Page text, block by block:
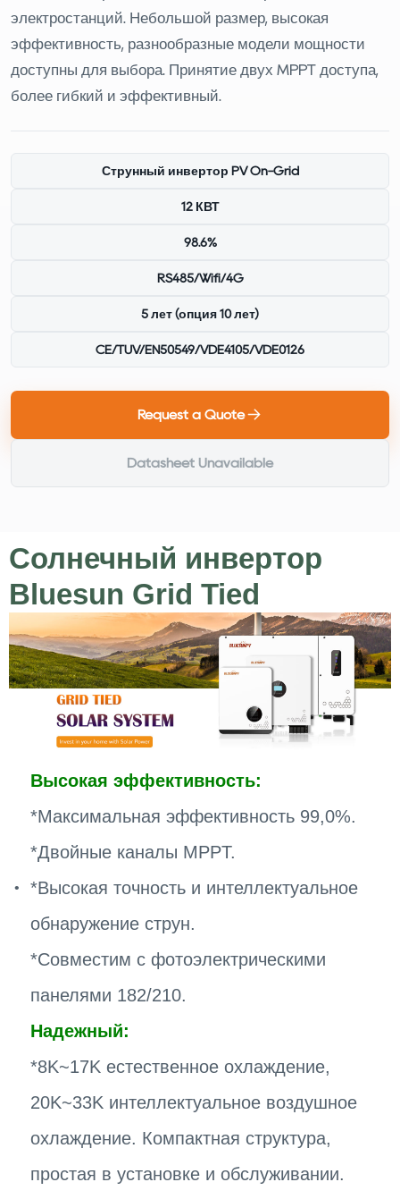
электростанций. Небольшой размер, высокая
эффективность, разнообразные модели мощности
доступны для выбора. Принятие двух MPPT доступа,
более гибкий и эффективный.
Струнный инвертор PV On-Grid
12 КВТ
98.6%
RS485/Wifi/4G
5 лет (опция 10 лет)
CE/TUV/EN50549/VDE4105/VDE0126
Request a Quote
Datasheet Unavailable
Солнечный инвертор
Bluesun Grid Tied
Высокая эффективность:
*Максимальная эффективность 99,0%.
*Двойные каналы MPPT.
*Высокая точность и интеллектуальное
обнаружение струн.
*Совместим с фотоэлектрическими
панелями 182/210.
Надежный:
*8K~17K естественное охлаждение,
20K~33K интеллектуальное воздушное
охлаждение. Компактная структура,
простая в установке и обслуживании.